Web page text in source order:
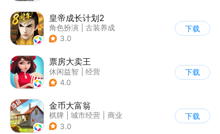
皇帝成长计划2
角色扮演
古装养成
| 架空历史
3.0
下载
票房大卖王
休闲益智
经营
| 演艺圈
4.0
下载
金币大富翁
棋牌 城市经营
商业
| 脑洞
3.0
下载